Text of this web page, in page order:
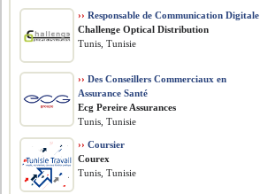
›› Responsable de Communication Digitale
Challenge Optical Distribution
Tunis, Tunisie
›› Des Conseillers Commerciaux en
Assurance Santé
Ecg Pereire Assurances
Tunis, Tunisie
›› Coursier
Courex
Tunis, Tunisie